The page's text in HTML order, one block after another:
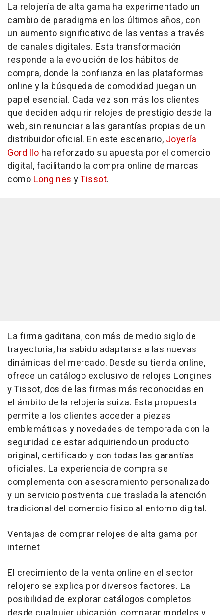
La relojería de alta gama ha experimentado un
cambio de paradigma en los últimos años, con
un aumento significativo de las ventas a través
de canales digitales. Esta transformación
responde a la evolución de los hábitos de
compra, donde la confianza en las plataformas
online y la búsqueda de comodidad juegan un
papel esencial. Cada vez son más los clientes
que deciden adquirir relojes de prestigio desde la
web, sin renunciar a las garantías propias de un
distribuidor oficial. En este escenario, Joyería
Gordillo ha reforzado su apuesta por el comercio
digital, facilitando la compra online de marcas
como Longines yTissot.
La firma gaditana, con más de medio siglo de
trayectoria, ha sabido adaptarse a las nuevas
dinámicas del mercado. Desde su tienda online,
ofrece un catálogo exclusivo de relojes Longines
y Tissot, dos de las firmas más reconocidas en
el ámbito de la relojería suiza. Esta propuesta
permite a los clientes acceder a piezas
emblemáticas y novedades de temporada con la
seguridad de estar adquiriendo un producto
original, certificado y con todas las garantías
oficiales. La experiencia de compra se
complementa con asesoramiento personalizado
y un servicio postventa que traslada la atención
tradicional del comercio físico al entorno digital.
Ventajas de comprar relojes de alta gama por
internet
El crecimiento de la venta online en el sector
relojero se explica por diversos factores. La
posibilidad de explorar catálogos completos